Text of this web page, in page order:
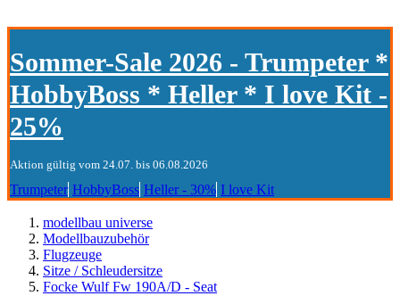
Sommer-Sale 2026 - Trumpeter *
HobbyBoss * Heller * I love Kit -
25%
Aktion gültig vom 24.07. bis 06.08.2026
Trumpeter HobbyBoss Heller - 30% I love Kit
modellbau universe
Modellbauzubehör
Flugzeuge
Sitze / Schleudersitze
Focke Wulf Fw 190A/D - Seat